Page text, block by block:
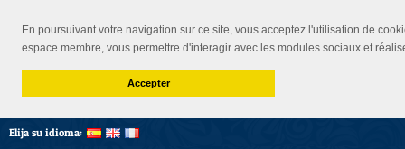
En poursuivant votre navigation sur ce site, vous acceptez l'utilisation de
espace membre, vous permettre d'interagir avec les modules sociaux et
Accepter
Elija su idioma: